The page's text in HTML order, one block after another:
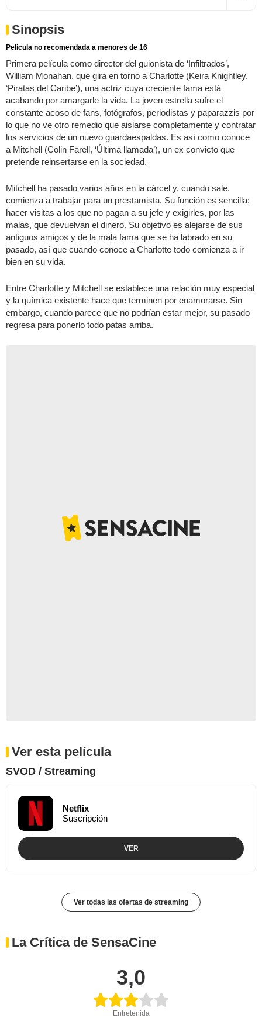
Sinopsis
Pelicula no recomendada a menores de 16
Primera película como director del guionista de ‘Infiltrados’,
William Monahan, que gira en torno a Charlotte (Keira Knightley,
‘Piratas del Caribe’), una actriz cuya creciente fama está
acabando por amargarle la vida. La joven estrella sufre el
constante acoso de fans, fotógrafos, periodistas y paparazzis por
lo que no ve otro remedio que aislarse completamente y contratar
los servicios de un nuevo guardaespaldas. Es así como conoce
a Mitchell (Colin Farell, ‘Última llamada’), un ex convicto que
pretende reinsertarse en la sociedad.
Mitchell ha pasado varios años en la cárcel y, cuando sale,
comienza a trabajar para un prestamista. Su función es sencilla:
hacer visitas a los que no pagan a su jefe y exigirles, por las
malas, que devuelvan el dinero. Su objetivo es alejarse de sus
antiguos amigos y de la mala fama que se ha labrado en su
pasado, así que cuando conoce a Charlotte todo comienza a ir
bien en su vida.
Entre Charlotte y Mitchell se establece una relación muy especial
y la química existente hace que terminen por enamorarse. Sin
embargo, cuando parece que no podrían estar mejor, su pasado
regresa para ponerlo todo patas arriba.
Ver esta película
SVOD / Streaming
Netflix
Suscripción
VER
Ver todas las ofertas de streaming
La Crítica de SensaCine
3,0
Entretenida